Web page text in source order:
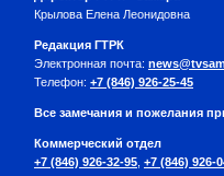
Крылова Елена Леонидовна
Редакция ГТРК
Электронная почта:
Телефон: +7 (846) 926-25-45
Все замечания и пожелания
Коммерческий отдел
+7 (846) 926-32-95 +7 (846) 926-